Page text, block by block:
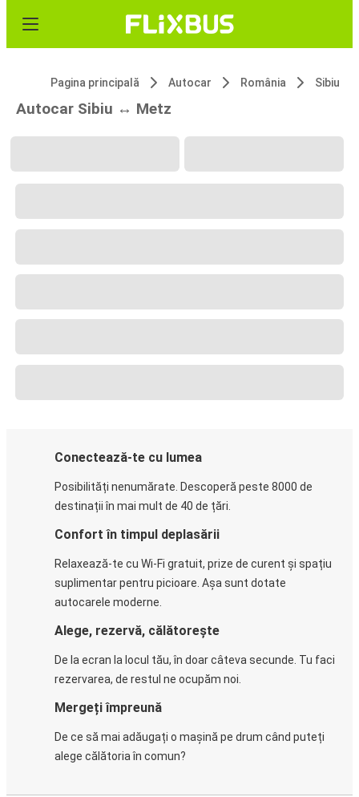
Pagina principală Autocar România Sibiu
Autocar Sibiu ↔ Metz
Conectează-te cu lumea
Posibilități nenumărate. Descoperă peste 8000 de
destinații în mai mult de 40 de țări.
Confort în timpul deplasării
Relaxează-te cu Wi-Fi gratuit, prize de curent și spațiu
suplimentar pentru picioare. Așa sunt dotate
autocarele moderne.
Alege, rezervă, călătorește
De la ecran la locul tău, în doar câteva secunde. Tu faci
rezervarea, de restul ne ocupăm noi.
Mergeți împreună
De ce să mai adăugați o mașină pe drum când puteți
alege călătoria în comun?